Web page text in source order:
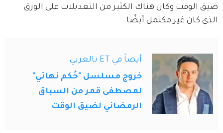
ضيق الوقت وكان هناك الكثير من التعديلات على الورق
الذي كان غير مكتمل أيضًا.
أيضاً في ET بالعربي
خروج مسلسل "حُكم نهائي"
لمصطفى قمر من السباق
الرمضاني لضيق الوقت